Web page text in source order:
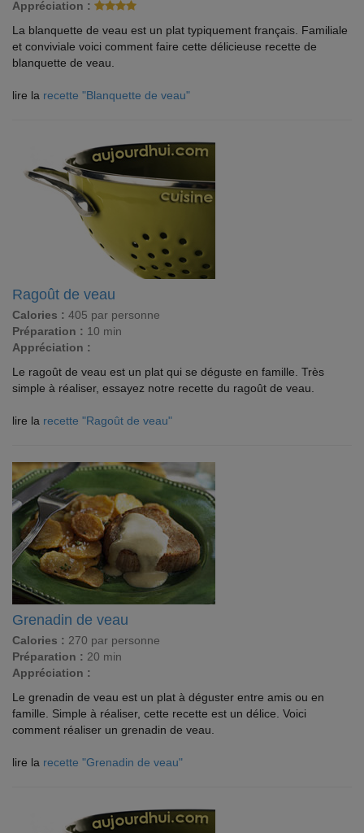
Appréciation :
La blanquette de veau est un plat typiquement français. Familiale
et conviviale voici comment faire cette délicieuse recette de
blanquette de veau.
lire la recette "Blanquette de veau"
Ragoût de veau
Calories : 405 par personne
Préparation : 10 min
Appréciation :
Le ragoût de veau est un plat qui se déguste en famille. Très
simple à réaliser, essayez notre recette du ragoût de veau.
lire la recette "Ragoût de veau"
Grenadin de veau
Calories : 270 par personne
Préparation : 20 min
Appréciation :
Le grenadin de veau est un plat à déguster entre amis ou en
famille. Simple à réaliser, cette recette est un délice. Voici
comment réaliser un grenadin de veau.
lire la recette "Grenadin de veau"